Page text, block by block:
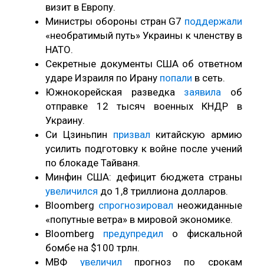
визит в Европу.
Министры обороны стран G7 поддержали
«необратимый путь» Украины к членству в
НАТО.
Секретные документы США об ответном
ударе Израиля по Ирану попали в сеть.
Южнокорейская разведка заявила об
отправке 12 тысяч военных КНДР в
Украину.
Си Цзиньпин призвал китайскую армию
усилить подготовку к войне после учений
по блокаде Тайваня.
Минфин США: дефицит бюджета страны
увеличился до 1,8 триллиона долларов.
Bloomberg спрогнозировал неожиданные
«попутные ветра» в мировой экономике.
Bloomberg предупредил о фискальной
бомбе на $100 трлн.
МВФ увеличил прогноз по срокам